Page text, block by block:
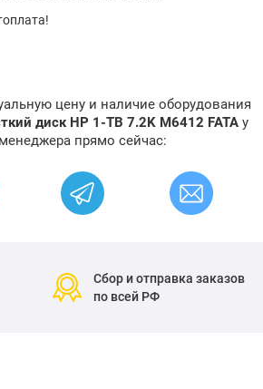
цену и наличие оборудования
диск HP 1-TB 7.2K M6412 FATA у
менеджера прямо сейчас:
Сбор и отправка заказов
по всей РФ